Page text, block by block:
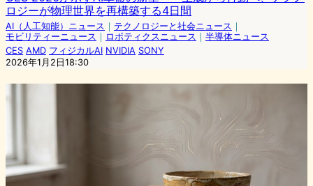
ロジーが物理世界を再構築する4日間
AI（人工知能）ニュース ｜ テクノロジーと社会ニュース ｜
モビリティーニュース ｜ ロボティクスニュース ｜ 半導体ニュース
CES AMD フィジカルAI NVIDIA SONY
2026年1月2日18:30